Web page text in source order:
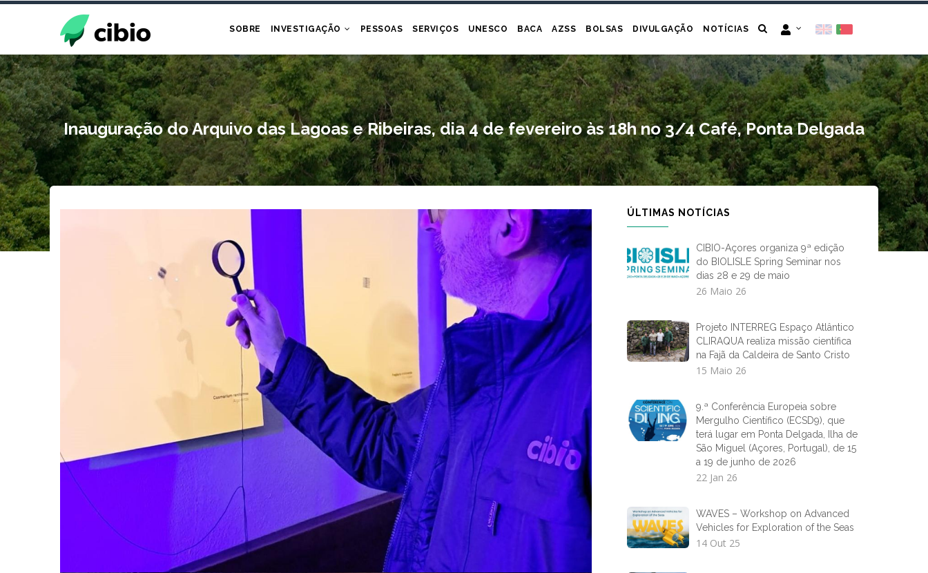
Passar
conteúdo
principal
SOBRE INVESTIGAÇÃO PESSOAS SERVIÇOS UNESCO BACA AZSS BOLSAS DIVULGAÇÃO NOTÍCIAS
Inauguração do Arquivo das Lagoas e Ribeiras, dia 4 de fevereiro às 18h no 3/4 Café, Ponta Delgada
ÚLTIMAS NOTÍCIAS
CIBIO-Açores organiza 9ª edição
do BIOLISLE Spring Seminar nos
dias 28 e 29 de maio
26 Maio 26
Projeto INTERREG Espaço Atlântico
CLIRAQUA realiza missão científica
na Fajã da Caldeira de Santo Cristo
15 Maio 26
9.ª Conferência Europeia sobre
Mergulho Científico (ECSD9), que
terá lugar em Ponta Delgada, Ilha de
São Miguel (Açores, Portugal), de 15
a 19 de junho de 2026
22 Jan 26
WAVES – Workshop on Advanced
Vehicles for Exploration of the Seas
14 Out 25